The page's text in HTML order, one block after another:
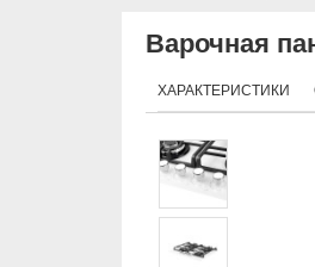
Варочная
ХАРАКТЕРИСТИКИ